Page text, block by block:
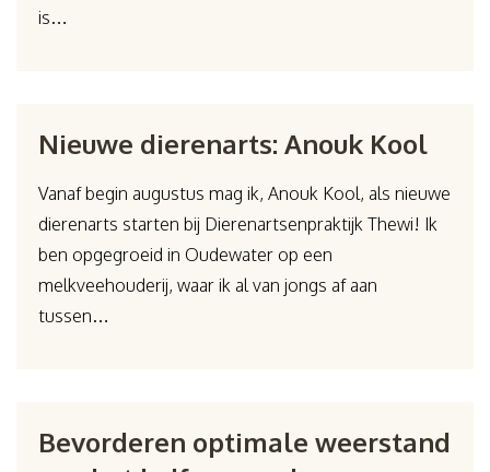
is…
Nieuwe dierenarts: Anouk Kool
Vanaf begin augustus mag ik, Anouk Kool, als nieuwe
dierenarts starten bij Dierenartsenpraktijk Thewi! Ik
ben opgegroeid in Oudewater op een
melkveehouderij, waar ik al van jongs af aan
tussen…
Bevorderen optimale weerstand